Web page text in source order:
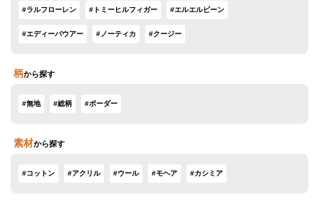
#ラルフローレン #トミーヒルフィガー #エルエルビーン
#エディーバウアー #ノーティカ #クージー
柄から探す
#無地 #総柄 #ボーダー
素材から探す
#コットン #アクリル #ウール #モヘア #カシミア